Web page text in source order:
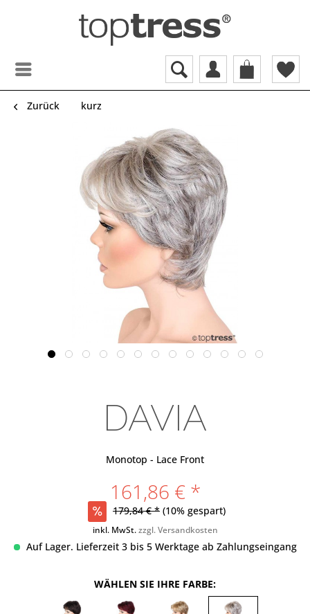
Zurück kurz
DAVIA
Monotop - Lace Front
161,86 € *
179,84 € * (10% gespart)
inkl. MwSt.zzgl. Versandkosten
Auf Lager. Lieferzeit 3 bis 5 Werktage ab Zahlungseingang
WÄHLEN SIE IHRE FARBE: